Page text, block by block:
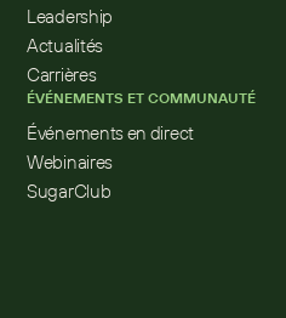
Leadership
Actualités
Carrières
ÉVÉNEMENTS ET COMMUNAUTÉ
Événements en direct
Webinaires
SugarClub